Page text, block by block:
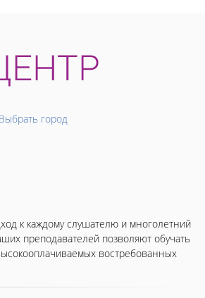
Выбрать город
к каждому слушателю и многолетний
преподавателей позволяют обучать
востребованных